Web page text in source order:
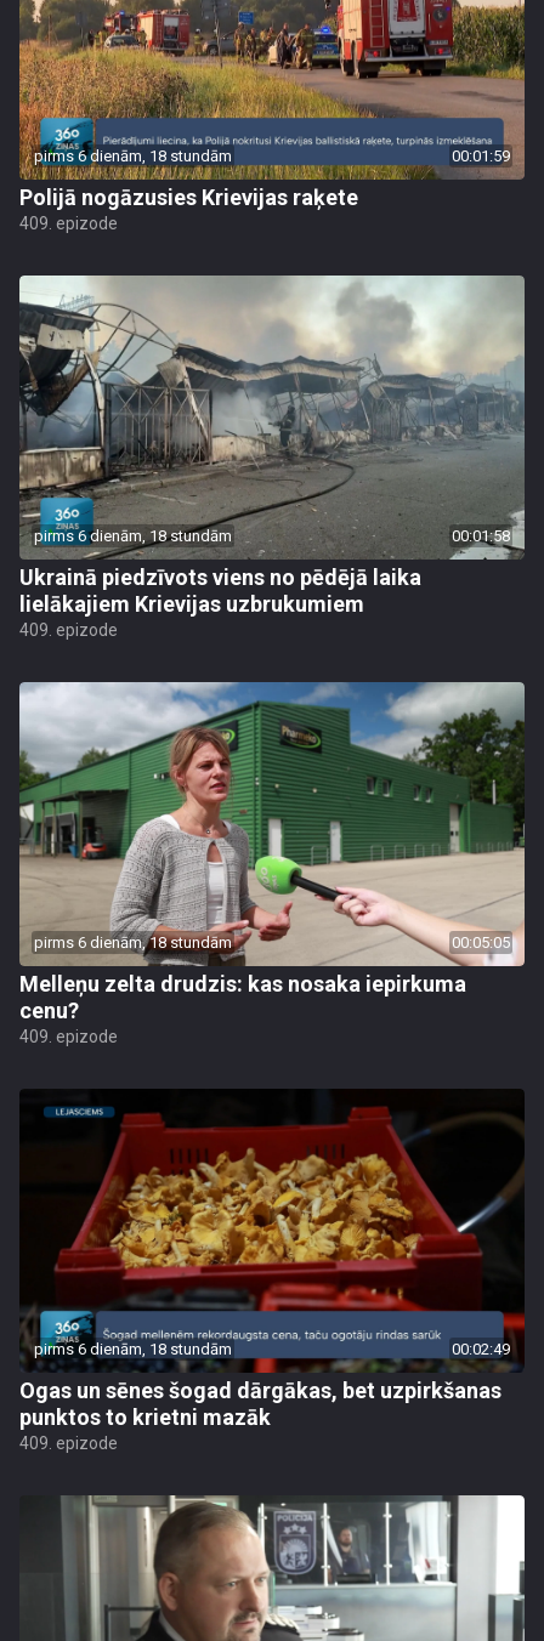
pirms 6 dienām, 18 stundām 00:01:59
Polijā nogāzusies Krievijas raķete
409. epizode
pirms 6 dienām, 18 stundām 00:01:58
Ukrainā piedzīvots viens no pēdējā laika
lielākajiem Krievijas uzbrukumiem
409. epizode
pirms 6 dienām, 18 stundām 00:05:05
Melleņu zelta drudzis: kas nosaka iepirkuma
cenu?
409. epizode
pirms 6 dienām, 18 stundām 00:02:49
Ogas un sēnes šogad dārgākas, bet uzpirkšanas
punktos to krietni mazāk
409. epizode